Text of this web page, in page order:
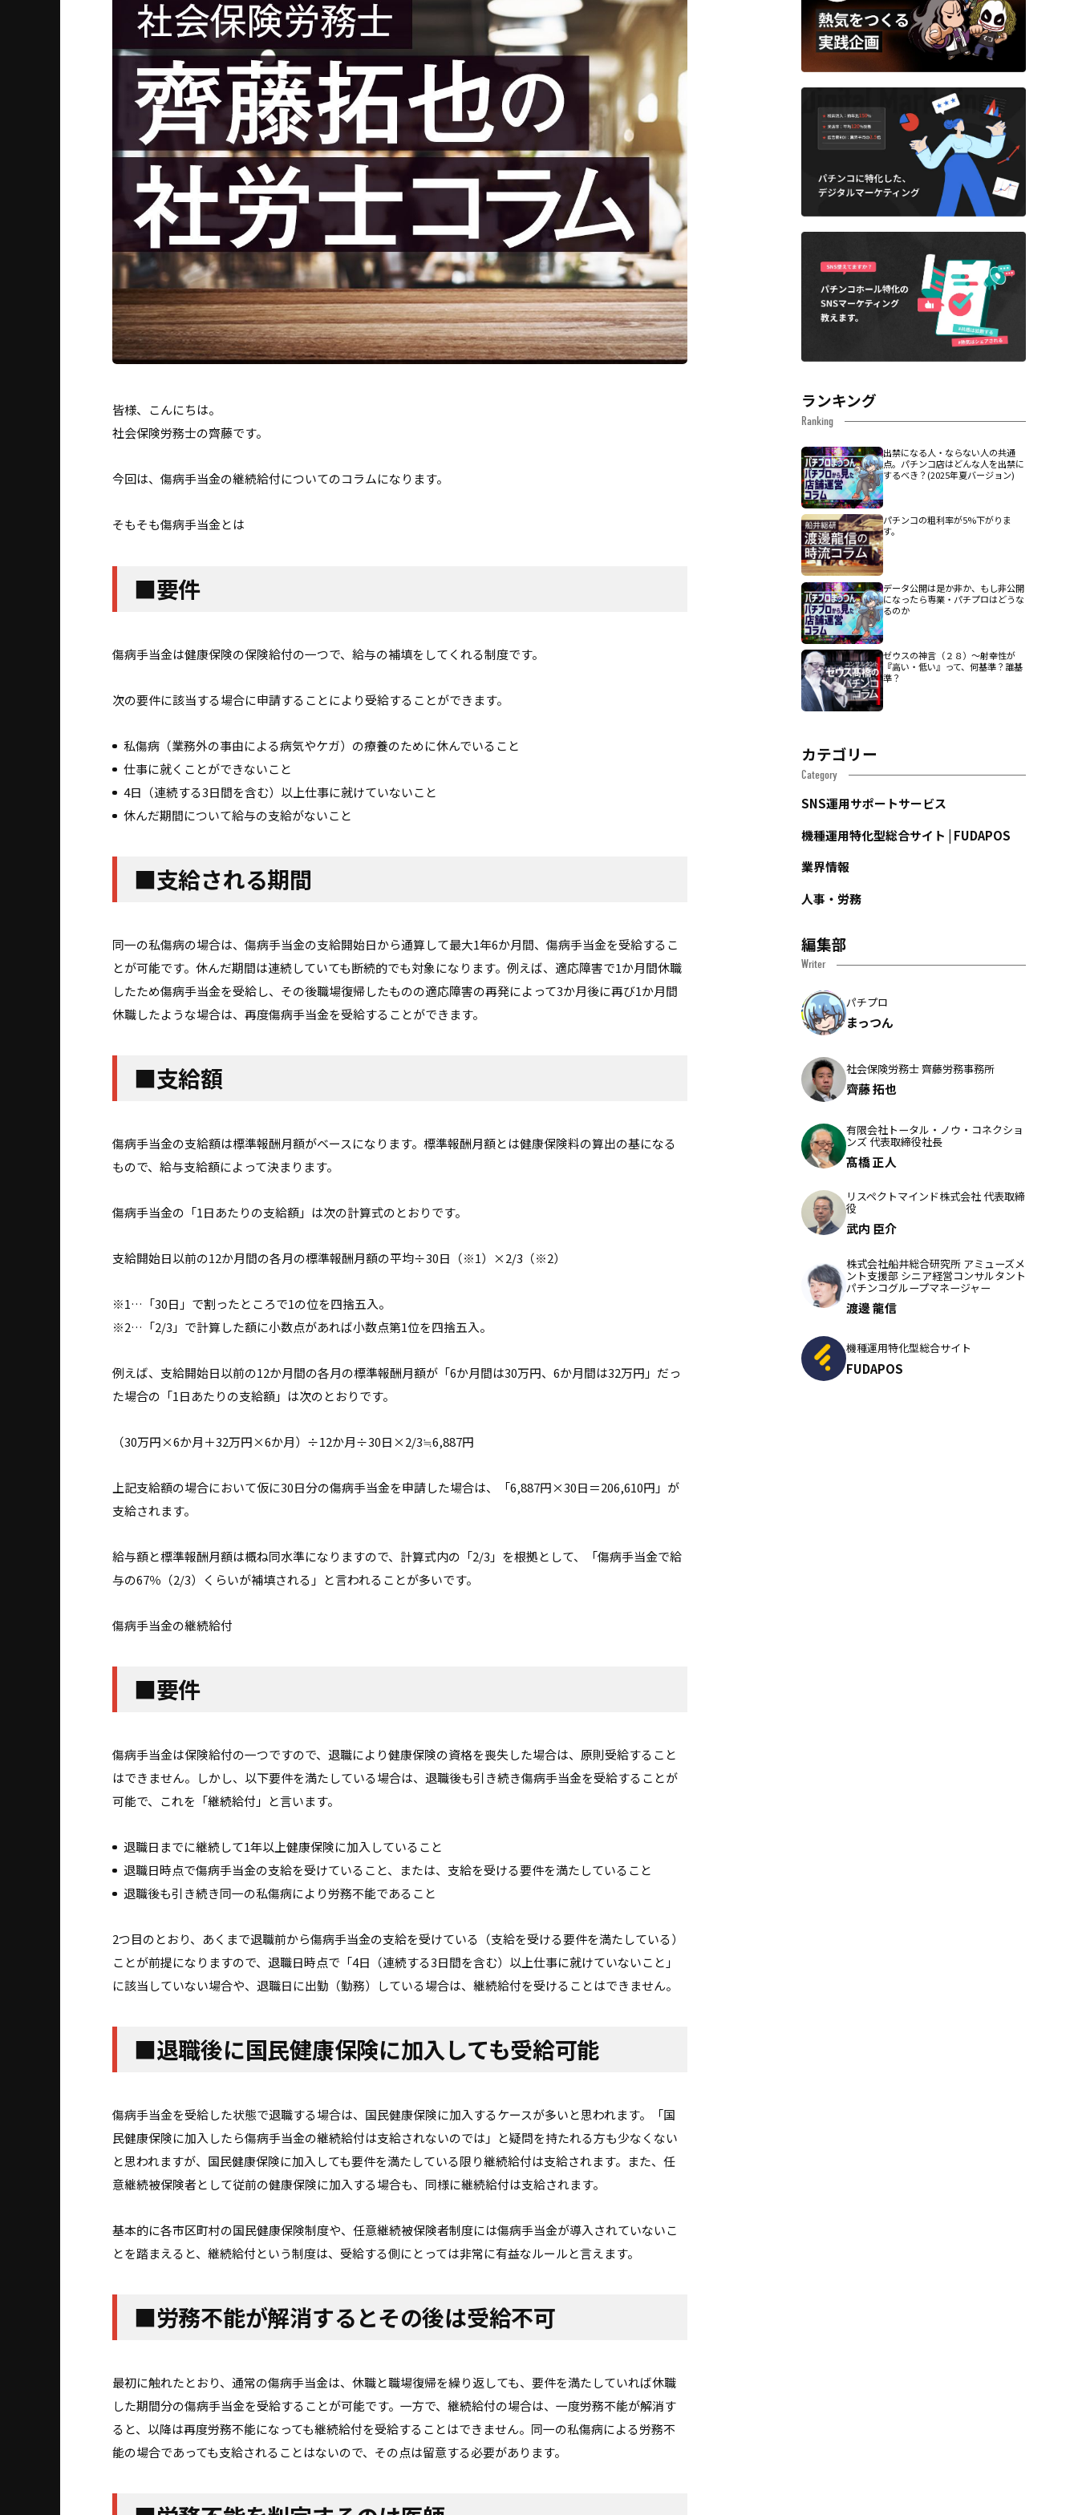
皆様、こんにちは。
社会保険労務士の齊藤です。
今回は、傷病手当金の継続給付についてのコラムになります。
そもそも傷病手当金とは
■要件
傷病手当金は健康保険の保険給付の一つで、給与の補填をしてくれる制度です。
次の要件に該当する場合に申請することにより受給することができます。
私傷病（業務外の事由による病気やケガ）の療養のために休んでいること
仕事に就くことができないこと
4日（連続する3日間を含む）以上仕事に就けていないこと
休んだ期間について給与の支給がないこと
■支給される期間
同一の私傷病の場合は、傷病手当金の支給開始日から通算して最大1年6か月間、傷病手当金を受給するこ
とが可能です。休んだ期間は連続していても断続的でも対象になります。例えば、適応障害で1か月間休職
したため傷病手当金を受給し、その後職場復帰したものの適応障害の再発によって3か月後に再び1か月間
休職したような場合は、再度傷病手当金を受給することができます。
■支給額
傷病手当金の支給額は標準報酬月額がベースになります。標準報酬月額とは健康保険料の算出の基になる
もので、給与支給額によって決まります。
傷病手当金の「1日あたりの支給額」は次の計算式のとおりです。
支給開始日以前の12か月間の各月の標準報酬月額の平均÷30日（※1）×2/3（※2）
※1…「30日」で割ったところで1の位を四捨五入。
※2…「2/3」で計算した額に小数点があれば小数点第1位を四捨五入。
例えば、支給開始日以前の12か月間の各月の標準報酬月額が「6か月間は30万円、6か月間は32万円」だっ
た場合の「1日あたりの支給額」は次のとおりです。
（30万円×6か月＋32万円×6か月）÷12か月÷30日×2/3≒6,887円
上記支給額の場合において仮に30日分の傷病手当金を申請した場合は、「6,887円×30日＝206,610円」が
支給されます。
給与額と標準報酬月額は概ね同水準になりますので、計算式内の「2/3」を根拠として、「傷病手当金で給
与の67％（2/3）くらいが補填される」と言われることが多いです。
傷病手当金の継続給付
■要件
傷病手当金は保険給付の一つですので、退職により健康保険の資格を喪失した場合は、原則受給すること
はできません。しかし、以下要件を満たしている場合は、退職後も引き続き傷病手当金を受給することが
可能で、これを「継続給付」と言います。
退職日までに継続して1年以上健康保険に加入していること
退職日時点で傷病手当金の支給を受けていること、または、支給を受ける要件を満たしていること
退職後も引き続き同一の私傷病により労務不能であること
2つ目のとおり、あくまで退職前から傷病手当金の支給を受けている（支給を受ける要件を満たしている）
ことが前提になりますので、退職日時点で「4日（連続する3日間を含む）以上仕事に就けていないこと」
に該当していない場合や、退職日に出勤（勤務）している場合は、継続給付を受けることはできません。
■退職後に国民健康保険に加入しても受給可能
傷病手当金を受給した状態で退職する場合は、国民健康保険に加入するケースが多いと思われます。「国
民健康保険に加入したら傷病手当金の継続給付は支給されないのでは」と疑問を持たれる方も少なくない
と思われますが、国民健康保険に加入しても要件を満たしている限り継続給付は支給されます。また、任
意継続被保険者として従前の健康保険に加入する場合も、同様に継続給付は支給されます。
基本的に各市区町村の国民健康保険制度や、任意継続被保険者制度には傷病手当金が導入されていないこ
とを踏まえると、継続給付という制度は、受給する側にとっては非常に有益なルールと言えます。
■労務不能が解消するとその後は受給不可
最初に触れたとおり、通常の傷病手当金は、休職と職場復帰を繰り返しても、要件を満たしていれば休職
した期間分の傷病手当金を受給することが可能です。一方で、継続給付の場合は、一度労務不能が解消す
ると、以降は再度労務不能になっても継続給付を受給することはできません。同一の私傷病による労務不
能の場合であっても支給されることはないので、その点は留意する必要があります。
ランキング
Ranking
出禁になる人・ならない人の共通
点。パチンコ店はどんな人を出禁に
するべき？(2025年夏バージョン)
パチンコの粗利率が5%下がりま
す。
データ公開は是か非か、もし非公開
になったら専業・パチプロはどうな
るのか
ゼウスの神言（２８）～射幸性が
『高い・低い』って、何基準？誰基
準？
カテゴリー
Category
SNS運用サポートサービス
機種運用特化型総合サイト | FUDAPOS
業界情報
人事・労務
編集部
Writer
パチプロ
まっつん
社会保険労務士 齊藤労務事務所
齊藤 拓也
有限会社トータル・ノウ・コネクショ
ンズ 代表取締役社長
髙橋 正人
リスペクトマインド株式会社 代表取締
役
武内 臣介
株式会社船井総合研究所 アミューズメ
ント支援部 シニア経営コンサルタント
パチンコグループマネージャー
渡邊 龍信
機種運用特化型総合サイト
FUDAPOS